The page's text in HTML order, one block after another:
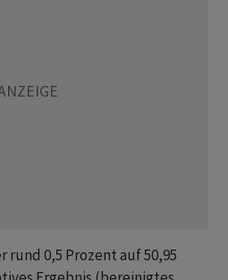
0,5 Prozent auf 50,95